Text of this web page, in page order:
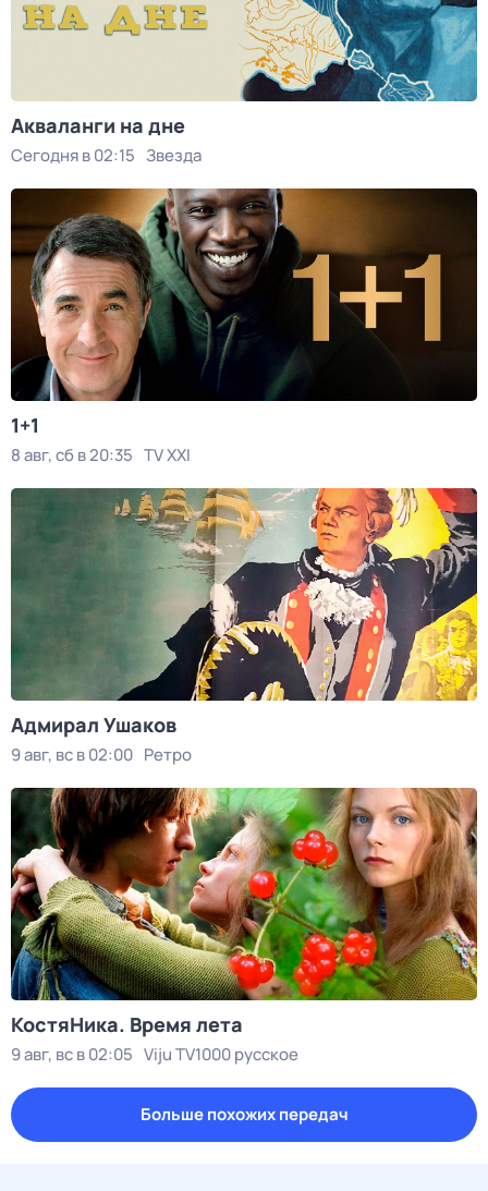
Акваланги на дне
Сегодня в 02:15 Звезда
1+1
8 авг, сб в 20:35 TV XXI
Адмирал Ушаков
9 авг, вс в 02:00 Ретро
КостяНика. Время лета
9 авг, вс в 02:05 Viju TV1000 русское
Больше похожих передач